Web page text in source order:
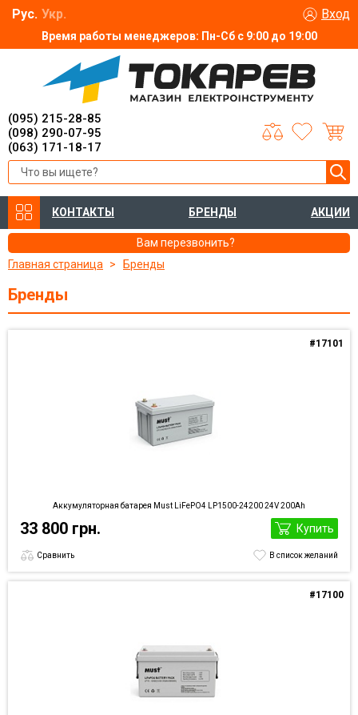
Время работы менеджеров: Пн-Сб с 9:00 до 19:00
Рус. Укр. Вход
(095) 215-28-85
(098) 290-07-95
(063) 171-18-17
КОНТАКТЫ БРЕНДЫ АКЦИИ
Вам перезвонить?
Главная страница
Бренды
Бренды
Аккумуляторная батарея Must LiFePO4 LP1500-24200 24V 200Ah
#17101
33 800 грн. Купить
Сравнить В список желаний
#17100